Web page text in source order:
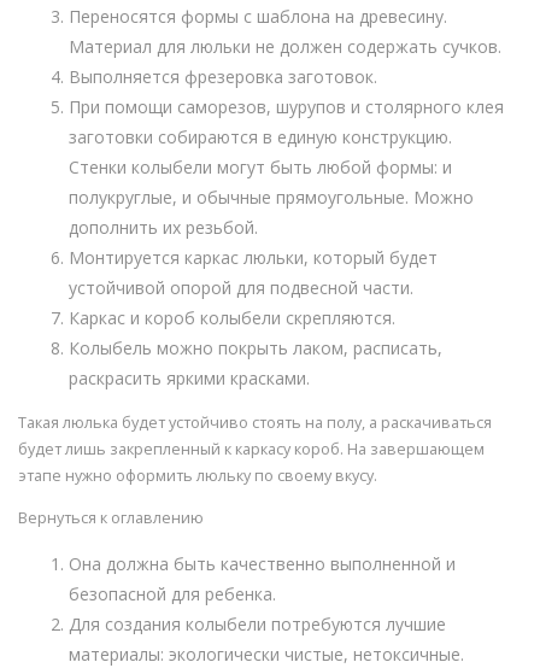
Переносятся формы с шаблона на древесину.
Материал для люльки не должен содержать сучков.
Выполняется фрезеровка заготовок.
При помощи саморезов, шурупов и столярного клея
заготовки собираются в единую конструкцию.
Стенки колыбели могут быть любой формы: и
полукруглые, и обычные прямоугольные. Можно
дополнить их резьбой.
Монтируется каркас люльки, который будет
устойчивой опорой для подвесной части.
Каркас и короб колыбели скрепляются.
Колыбель можно покрыть лаком, расписать,
раскрасить яркими красками.
Такая люлька будет устойчиво стоять на полу, а раскачиваться
будет лишь закрепленный к каркасу короб. На завершающем
этапе нужно оформить люльку по своему вкусу.
Вернуться к оглавлению
Она должна быть качественно выполненной и
безопасной для ребенка.
Для создания колыбели потребуются лучшие
материалы: экологически чистые, нетоксичные.